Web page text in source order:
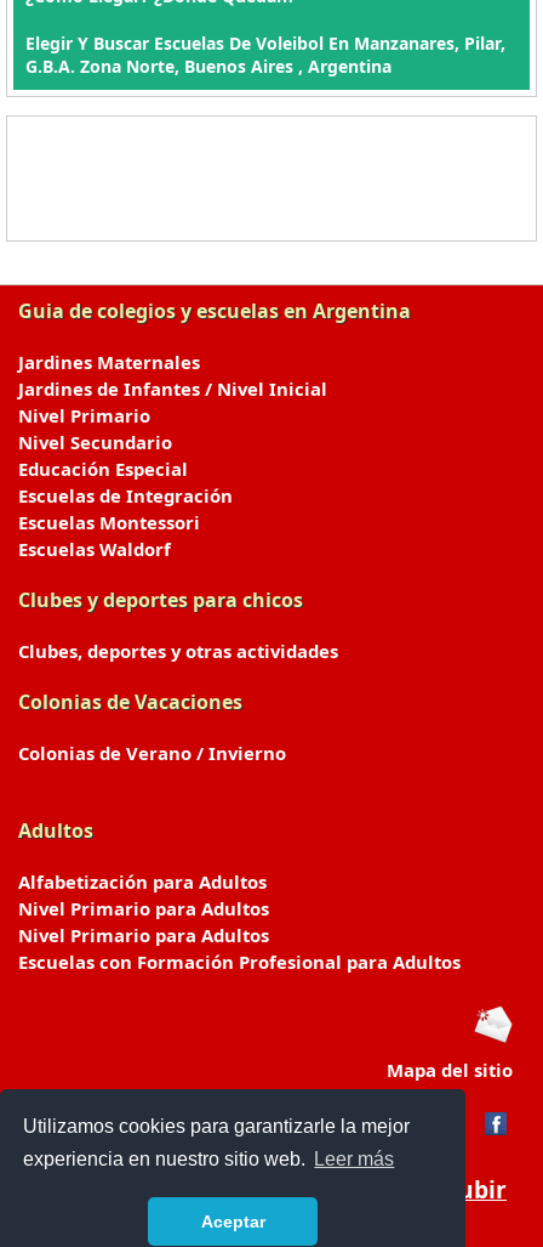
Utilizamos cookies para garantizarle la mejor
experiencia en nuestro sitio web.
Leer más
Aceptar
Elegir Y Buscar Escuelas De Voleibol En Manzanares, Pilar,
G.B.A. Zona Norte, Buenos Aires , Argentina
Guia de colegios y escuelas en Argentina
Jardines Maternales
Jardines de Infantes / Nivel Inicial
Nivel Primario
Nivel Secundario
Educación Especial
Escuelas de Integración
Escuelas Montessori
Escuelas Waldorf
Clubes y deportes para chicos
Clubes, deportes y otras actividades
Colonias de Vacaciones
Colonias de Verano / Invierno
Adultos
Alfabetización para Adultos
Nivel Primario para Adultos
Nivel Primario para Adultos
Escuelas con Formación Profesional para Adultos
Mapa del sitio
Subir